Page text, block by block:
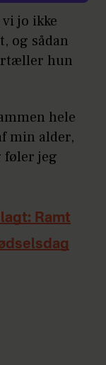
jo ikke
og sådan
hun
hele
min alder,
føler jeg
Ramt